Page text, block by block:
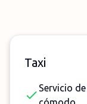
Taxi
Servicio